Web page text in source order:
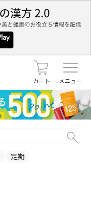
カート メニュー
定期